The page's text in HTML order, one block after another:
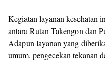
Kegiatan layanan kesehatan
antara Rutan Takengon dan
Adapun layanan yang
umum, pengecekan tekanan